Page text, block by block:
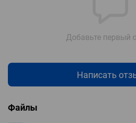
Добавьте первый
Написать
Файлы